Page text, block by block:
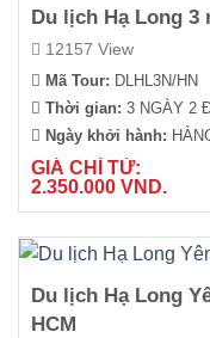
Du lịch Hạ Long 3
12157 View
Mã Tour: DLHL3N/HN
Thời gian: 3 NGÀY 2
Ngày khởi hành:
GIÁ CHỈ TỪ:
2.350.000 VND.
Du lịch Hạ Long
HCM